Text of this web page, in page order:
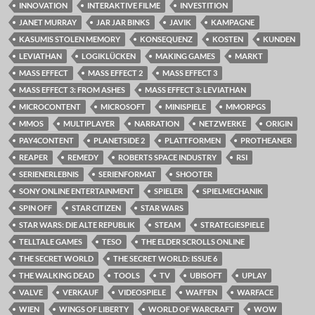
INNOVATION
INTERAKTIVE FILME
INVESTITION
JANET MURRAY
JAR JAR BINKS JAVIK
KAMPAGNE
KASUMIS STOLEN MEMORY
KONSEQUENZ KOSTEN
KUNDEN
LEVIATHAN
LOGIKLÜCKEN MAKING GAMES
MARKT
MASS EFFECT
MASS EFFECT 2
MASS EFFECT 3
MASS EFFECT 3: FROM ASHES
MASS EFFECT 3: LEVIATHAN
MICROCONTENT
MICROSOFT MINISPIELE
MMORPGS
MMOS
MULTIPLAYER NARRATION NETZWERKE
ORIGIN
PAY4CONTENT
PLANETSIDE 2 PLATTFORMEN
PROTHEANER
REAPER
REMEDY ROBERTS SPACE INDUSTRY
RSI
SERIENERLEBNIS
SERIENFORMAT
SHOOTER
SONY ONLINE ENTERTAINMENT
SPIELER
SPIELMECHANIK
SPIN OFF
STAR CITIZEN
STAR WARS
STAR WARS: DIE ALTE REPUBLIK
STEAM
STRATEGIESPIELE
TELLTALE GAMES
TESO
THE ELDER SCROLLS ONLINE
THE SECRET WORLD
THE SECRET WORLD: ISSUE 6
THE WALKING DEAD
TOOLS TV UBISOFT
UPLAY
VALVE
VERKAUF VIDEOSPIELE WAFFEN
WARFACE
WIEN
WINGS OF LIBERTY WORLD OF WARCRAFT WOW